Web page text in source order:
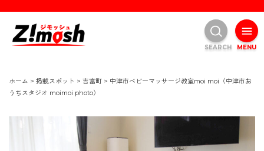
ホーム > 掲載スポット > 吉富町 > 中津市ベビーマッサージ教室moi moi（中津市お
うちスタジオ moimoi photo）
MENU
SEARCH